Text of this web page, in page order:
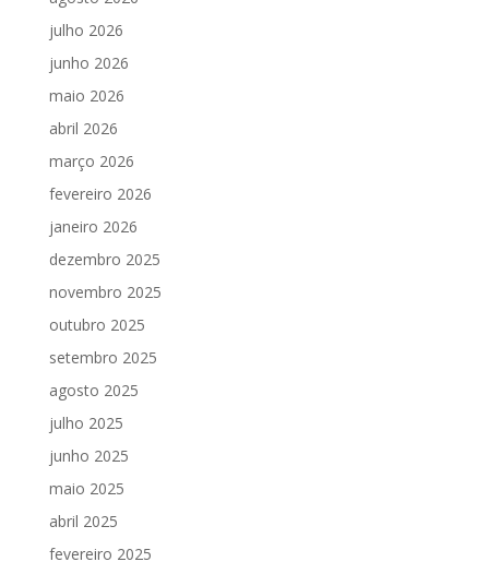
julho 2026
junho 2026
maio 2026
abril 2026
março 2026
fevereiro 2026
janeiro 2026
dezembro 2025
novembro 2025
outubro 2025
setembro 2025
agosto 2025
julho 2025
junho 2025
maio 2025
abril 2025
fevereiro 2025